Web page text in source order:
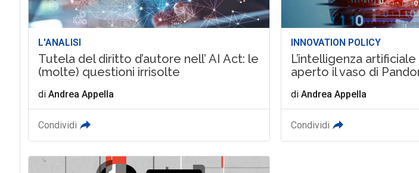
L'ANALISI
Tutela del diritto d’autore nell’ AI Act: le
(molte) questioni irrisolte
di Andrea Appella
Condividi
INNOVATION POLICY
L’intelligenza
aperto il vaso di
diAndrea Appella
Condividi